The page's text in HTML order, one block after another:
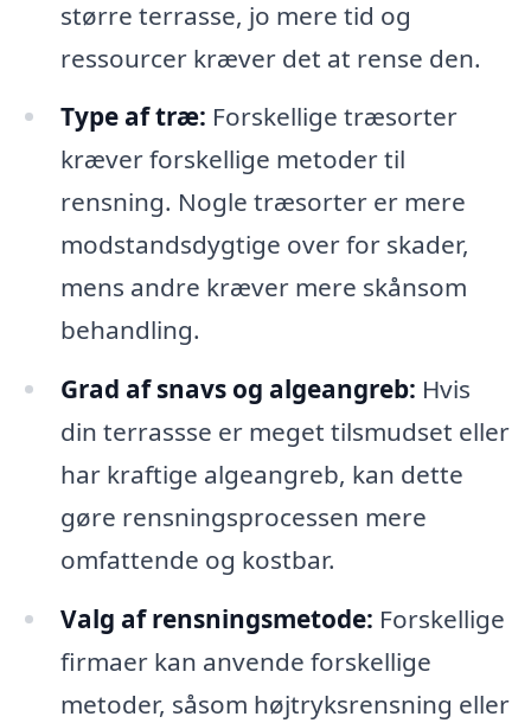
større terrasse, jo mere tid og
ressourcer kræver det at rense den.
Type af træ: Forskellige træsorter
kræver forskellige metoder til
rensning. Nogle træsorter er mere
modstandsdygtige over for skader,
mens andre kræver mere skånsom
behandling.
Grad af snavs og algeangreb: Hvis
din terrassse er meget tilsmudset eller
har kraftige algeangreb, kan dette
gøre rensningsprocessen mere
omfattende og kostbar.
Valg af rensningsmetode: Forskellige
firmaer kan anvende forskellige
metoder, såsom højtryksrensning eller